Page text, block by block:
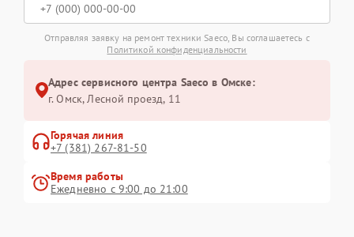
Отправляя заявку на ремонт техники Saeco, Вы соглашаетесь с
Политикой конфиденциальности
Адрес сервисного центра Saeco в Омске:
г. Омск, ​Лесной проезд, 11
Горячая линия
+7 (381) 267-81-50
Время работы
Ежедневно с 9:00 до 21:00